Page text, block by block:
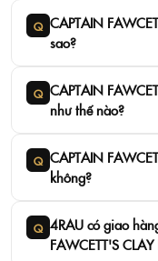
thân thiện môi
❗Thương hiệu
❗Dung tích: 100gram
Q CAPTAIN
sao?
Q CAPTAIN
như thế nào?
Q CAPTAIN
không?
Q 4RAU có giao
FAWCETT'S